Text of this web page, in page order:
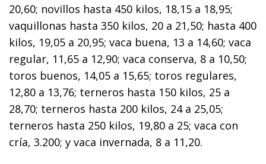
20,60; novillos hasta 450 kilos, 18,15 a 18,95;
vaquillonas hasta 350 kilos, 20 a 21,50; hasta 400
kilos, 19,05 a 20,95; vaca buena, 13 a 14,60; vaca
regular, 11,65 a 12,90; vaca conserva, 8 a 10,50;
toros buenos, 14,05 a 15,65; toros regulares,
12,80 a 13,76; terneros hasta 150 kilos, 25 a
28,70; terneros hasta 200 kilos, 24 a 25,05;
terneros hasta 250 kilos, 19,80 a 25; vaca con
cría, 3.200; y vaca invernada, 8 a 11,20.